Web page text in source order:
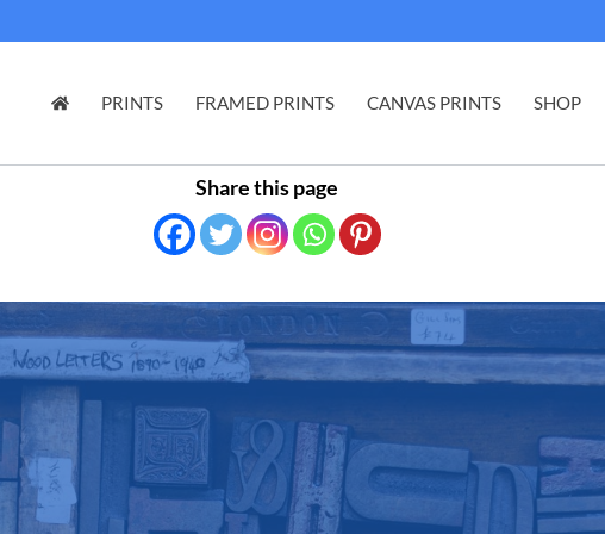
PRINTS FRAMED PRINTS CANVAS PRINTS SHOP
Share this page